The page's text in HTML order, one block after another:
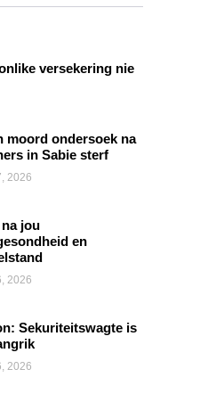
versekering nie
moord ondersoek na
in Sabie sterf
2026
jou
en
2026
Sekuriteitswagte is
2026